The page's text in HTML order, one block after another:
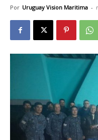
Por Uruguay Vision Maritima -